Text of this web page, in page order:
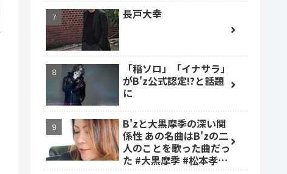
長戸大幸
「稲ソロ」「イナサラ」
がB'z公式認定!?と話題
に
B'zと大黒摩季の深い関
係性 あの名曲はB'zの二
人のことを歌った曲だっ
た #大黒摩季 #松本孝弘